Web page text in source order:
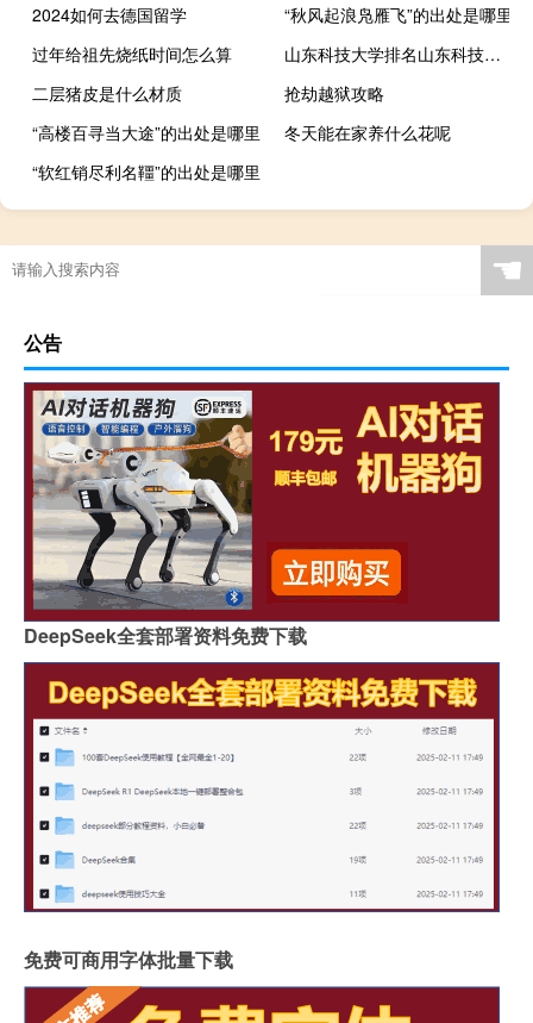
2024如何去德国留学
“秋风起浪凫雁飞”的出处是哪里
过年给祖先烧纸时间怎么算
山东科技大学排名山东科技大学在山东排名
二层猪皮是什么材质
抢劫越狱攻略
“高楼百寻当大途”的出处是哪里
冬天能在家养什么花呢
“软红销尽利名韁”的出处是哪里
☚
公告
DeepSeek全套部署资料免费下载
免费可商用字体批量下载